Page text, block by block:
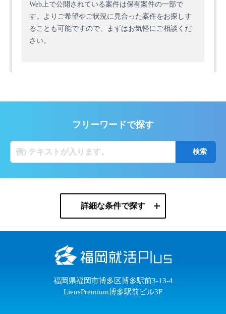
Web上で公開されている案件は保有案件の一部で
す。 よりご希望やご状況に見合った案件をお探しす
ることも可能ですので、まずはお気軽にご相談くだ
さい。
フリーワードで探す
詳細な条件で探す
福岡県福岡市博多区博多駅前3-13-4
LiensPremium博多駅前ビル3F